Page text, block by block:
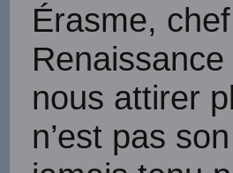
Érasme,
nous attirer
n’est pas